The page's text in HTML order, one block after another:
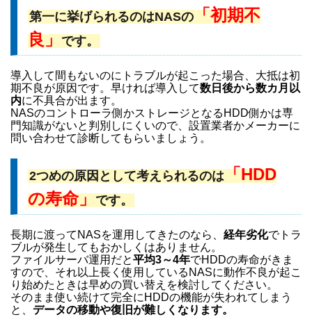
第一に挙げられるのはNASの「初期不
良」です。
導入して間もないのにトラブルが起こった場合、大抵は初
期不良が原因です。早ければ導入して数日後から数カ月以
内に不具合が出ます。
NASのコントローラ側かストレージとなるHDD側かは専
門知識がないと判別しにくいので、設置業者かメーカーに
問い合わせて診断してもらいましょう。
2つめの原因として考えられるのは「HDD
の寿命」です。
長期に渡ってNASを運用してきたのなら、 経年劣化でトラ
ブルが発生してもおかしくはありません。
ファイルサーバ運用だと平均3～4年でHDDの寿命がきま
すので、それ以上長く使用しているNASに動作不良が起こ
り始めたときは早めの買い替えを検討してください。
そのまま使い続けて完全にHDDの機能が失われてしまう
と、 データの移動や復旧が難しくなります。